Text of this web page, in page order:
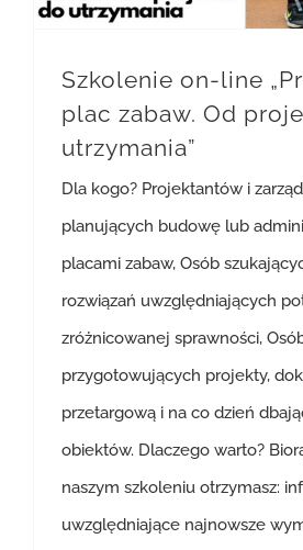
Szkolenie on-line
plac zabaw. Od
utrzymania”
Dla kogo? Projektantów i
planujących budowę lub
placami zabaw, Osób
rozwiązań uwzględniających
zróżnicowanej sprawności,
przygotowujących projekty,
przetargową i na co dzień
obiektów. Dlaczego warto?
naszym szkoleniu otrzymasz:
uwzględniające najnowsze